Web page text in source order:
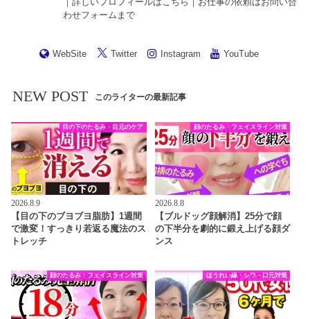
わせフォーム まで
WebSite Twitter Instagram YouTube
NEW POST このライターの最新記事
目の下のたるみ・目元のケア
2026.8.9
【目の下のブヨブヨ脂肪】1週間
で激変！すっきり若返る魔法のス
トレッチ
顔のたるみ・フェイスライン対策
2026.8.8
【ブルドッグ顔解消】25分で顔
の下半分を劇的に鍛え上げる顔ダ
ンス
顔のたるみ・フェイスライン対策 ほうれい線・シワ・口元対策